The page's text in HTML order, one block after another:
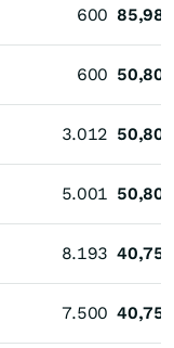
600 85,98
600 50,80
3.012 50,80
5.001 50,80
8.193 40,75
7.500 40,75